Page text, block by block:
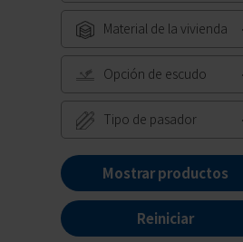
Material de la vivienda
Opción de escudo
Tipo de pasador
Mostrar productos
Reiniciar